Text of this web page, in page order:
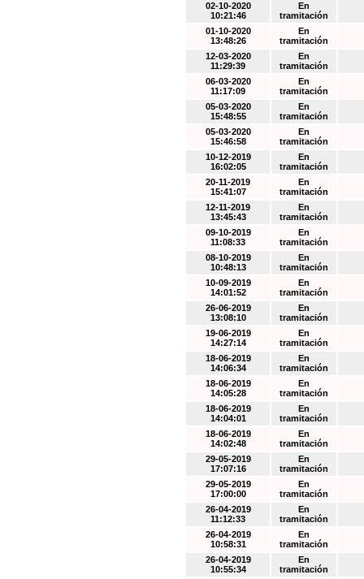
02-10-2020
10:21:46
En
tramitación
01-10-2020
13:48:26
En
tramitación
12-03-2020
11:29:39
En
tramitación
06-03-2020
11:17:09
En
tramitación
05-03-2020
15:48:55
En
tramitación
05-03-2020
15:46:58
En
tramitación
10-12-2019
16:02:05
En
tramitación
20-11-2019
15:41:07
En
tramitación
12-11-2019
13:45:43
En
tramitación
09-10-2019
11:08:33
En
tramitación
08-10-2019
10:48:13
En
tramitación
10-09-2019
14:01:52
En
tramitación
26-06-2019
13:08:10
En
tramitación
19-06-2019
14:27:14
En
tramitación
18-06-2019
14:06:34
En
tramitación
18-06-2019
14:05:28
En
tramitación
18-06-2019
14:04:01
En
tramitación
18-06-2019
14:02:48
En
tramitación
29-05-2019
17:07:16
En
tramitación
29-05-2019
17:00:00
En
tramitación
26-04-2019
11:12:33
En
tramitación
26-04-2019
10:58:31
En
tramitación
26-04-2019
10:55:34
En
tramitación